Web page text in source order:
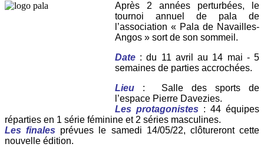
Après 2 années perturbées, le
tournoi annuel de pala de
l’association « Pala de Navailles-
Angos » sort de son sommeil.
Date : du 11 avril au 14 mai - 5
semaines de parties accrochées.
Lieu
: Salle des sports de
l’espace Pierre Davezies.
Les protagonistes : 44 équipes
réparties en 1 série féminine et 2 séries masculines.
Les finales prévues le samedi 14/05/22, clôtureront cette
nouvelle édition.